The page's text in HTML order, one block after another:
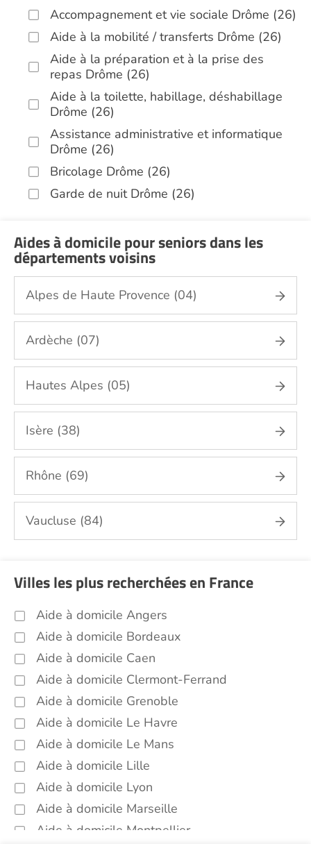
Accompagnement et vie sociale Drôme (26)
Aide à la mobilité / transferts Drôme (26)
Aide à la préparation et à la prise des
repas Drôme (26)
Aide à la toilette, habillage, déshabillage
Drôme (26)
Assistance administrative et informatique
Drôme (26)
Bricolage Drôme (26)
Garde de nuit Drôme (26)
Infirmiers Drôme (26)
Jardinage Drôme (26)
Aide aux courses Drôme (26)
Entretien du cadre de vie, ménage,
repassage, gestion du linge Drôme (26)
Portage de repas Drôme (26)
Sorties (promenades, rendez-vous
médicaux...) Drôme (26)
Promenade animaux de compagnie Drôme
(26)
Soins esthétiques Drôme (26)
Autres aides à domicile Drôme (26)
Voir toutes les aides à domicile dans la Drôme
(26)
Aides à domicile pour seniors dans les
départements voisins
Alpes de Haute Provence (04)
Ardèche (07)
Hautes Alpes (05)
Isère (38)
Rhône (69)
Vaucluse (84)
Villes les plus recherchées en France
Aide à domicile Angers
Aide à domicile Bordeaux
Aide à domicile Caen
Aide à domicile Clermont-Ferrand
Aide à domicile Grenoble
Aide à domicile Le Havre
Aide à domicile Le Mans
Aide à domicile Lille
Aide à domicile Lyon
Aide à domicile Marseille
Aide à domicile Montpellier